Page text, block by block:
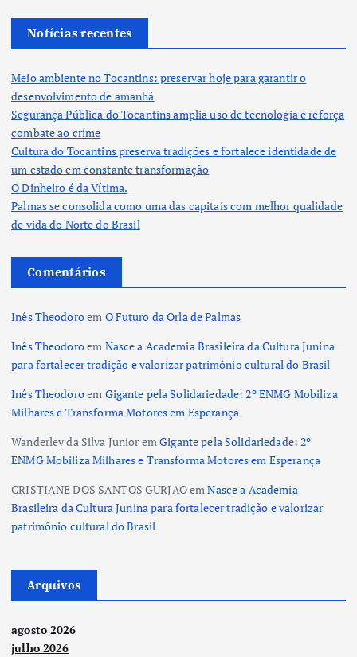
Notícias recentes
Meio ambiente no Tocantins: preservar hoje para garantir o
desenvolvimento de amanhã
Segurança Pública do Tocantins amplia uso de tecnologia e reforça
combate ao crime
Cultura do Tocantins preserva tradições e fortalece identidade de
um estado em constante transformação
O Dinheiro é da Vítima.
Palmas se consolida como uma das capitais com melhor qualidade
de vida do Norte do Brasil
Comentários
Inês Theodoroem O Futuro da Orla de Palmas
Inês Theodoroem Nasce a Academia Brasileira da Cultura Junina
para fortalecer tradição e valorizar patrimônio cultural do Brasil
Inês Theodoroem Gigante pela Solidariedade: 2º ENMG Mobiliza
Milhares e Transforma Motores em Esperança
Wanderley da Silva JunioremGigante pela Solidariedade: 2º
ENMG Mobiliza Milhares e Transforma Motores em Esperança
CRISTIANE DOS SANTOS GURJAOemNasce a Academia
Brasileira da Cultura Junina para fortalecer tradição e valorizar
patrimônio cultural do Brasil
Arquivos
agosto 2026
julho 2026